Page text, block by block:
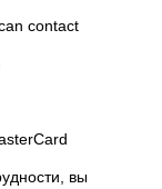
contact
вы